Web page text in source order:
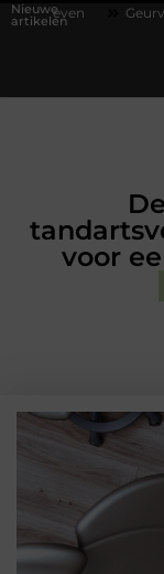
Nieuwe
artikelen en
voor